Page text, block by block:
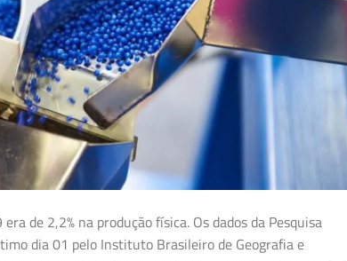
de 2,2% na produção física. Os dados da Pesquisa
dia 01 pelo Instituto Brasileiro de Geografia e